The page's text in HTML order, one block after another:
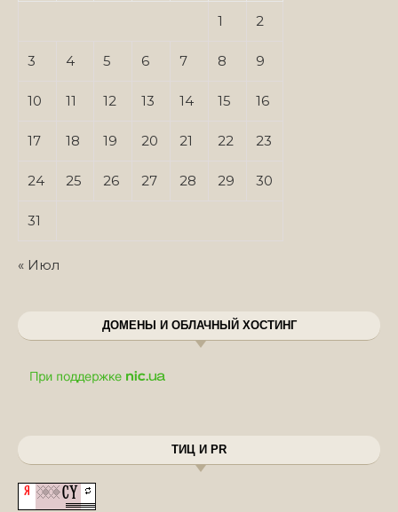
1 2
3 4 5 6 7 8 9
10 11 12 13 14 15 16
17 18 19 20 21 22 23
24 25 26 27 28 29 30
31
« Июл
ДОМЕНЫ И ОБЛАЧНЫЙ ХОСТИНГ
ТИЦ И PR